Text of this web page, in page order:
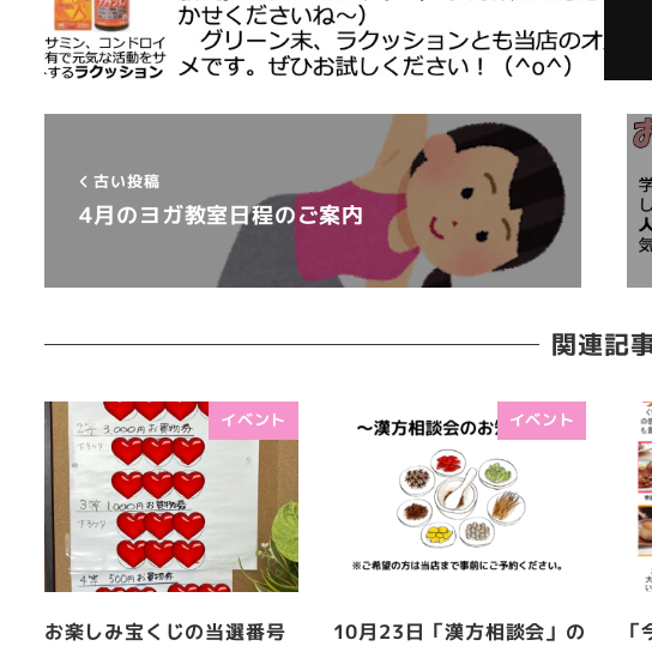
古い投稿
4月のヨガ教室日程のご案内
関連記
イベント
お楽しみ宝くじの当選番号
イベント
10月23日「漢方相談会」の